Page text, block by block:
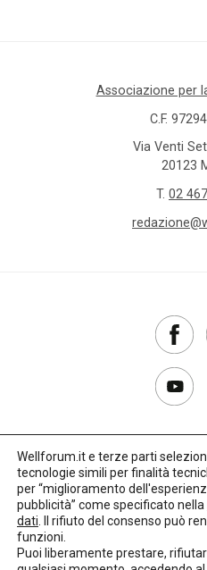
Associazione per
C.F.
Via Venti
20123
T. 02
Copyright
Privacy
Wellforum.it e terze parti
tecnologie simili per finalità
per “miglioramento
pubblicità” come specificato nella
dati . Il rifiuto del consenso può
funzioni.
Puoi liberamente prestare,